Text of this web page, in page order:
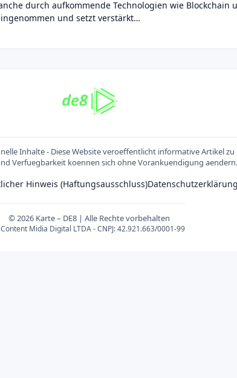
durch aufkommende Technologien wie
und setzt verstärkt…
Inhalte - Diese Website veroeffentlicht informative Artikel
Verfuegbarkeit koennen sich ohne Vorankuendigung aendern.
Hinweis (Haftungsausschluss)Datenschutzerklärung
© 2026 Karte – DE8 | Alle Rechte vorbehalten
Content Midia Digital LTDA - CNPJ: 42.921.663/0001-99